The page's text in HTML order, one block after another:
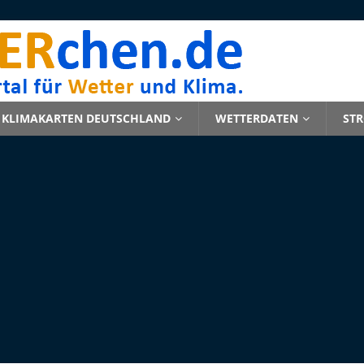
KLIMAKARTEN DEUTSCHLAND WETTERDATEN